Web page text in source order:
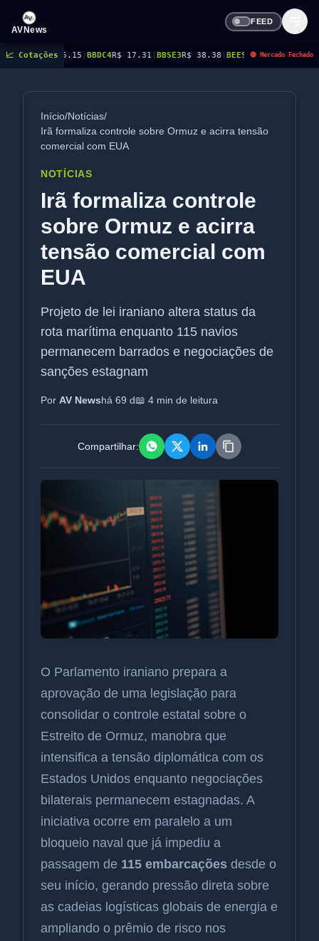
AVNews
FEED
📈 Cotações
15.15|BBDC4R$ 17.31|BBSE3 R$ 38.38|BEES3R$ 8.78|BEES4R$ 9.16|
🔴 Mercado Fechado
Início/Notícias/
Irã formaliza controle sobre Ormuz e acirra tensão
comercial com EUA
NOTÍCIAS
Irã formaliza controle
sobre Ormuz e acirra
tensão comercial com
EUA
Projeto de lei iraniano altera status da
rota marítima enquanto 115 navios
permanecem barrados e negociações de
sanções estagnam
Por AV Newshá 69 d📖 4 min de leitura
Compartilhar:
O Parlamento iraniano prepara a
aprovação de uma legislação para
consolidar o controle estatal sobre o
Estreito de Ormuz, manobra que
intensifica a tensão diplomática com os
Estados Unidos enquanto negociações
bilaterais permanecem estagnadas. A
iniciativa ocorre em paralelo a um
bloqueio naval que já impediu a
passagem de 115 embarcações desde o
seu início, gerando pressão direta sobre
as cadeias logísticas globais de energia e
ampliando o prêmio de risco nos